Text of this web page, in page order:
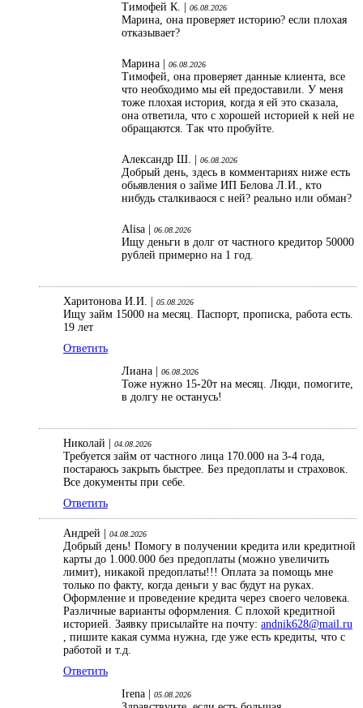
Тимофей К. | 06.08.2026
Марина, она проверяет историю? если плохая
отказывает?
Марина | 06.08.2026
Тимофей, она проверяет данные клиента, все
что необходимо мы ей предоставили. У меня
тоже плохая история, когда я ей это сказала,
она ответила, что с хорошей историей к ней не
обращаются. Так что пробуйте.
Александр Ш. | 06.08.2026
Добрый день, здесь в комментариях ниже есть
обьявления о займе ИП Белова Л.И., кто
нибудь сталкиваося с ней? реально или обман?
Alisa | 06.08.2026
Ищу деньги в долг от частного кредитор 50000
рублей примерно на 1 год.
Харитонова И.И. | 05.08.2026
Ищу займ 15000 на месяц. Паспорт, прописка, работа есть.
19 лет
Ответить
Лиана |
06.08.2026
Тоже нужно 15-20т на месяц. Люди, помогите,
в долгу не останусь!
Николай | 04.08.2026
Требуется займ от частного лица 170.000 на 3-4 года,
постараюсь закрыть быстрее. Без предоплаты и страховок.
Все документы при себе.
Ответить
Андрей | 04.08.2026
Добрый день! Помогу в получении кредита или кредитной
карты до 1.000.000 без предоплаты (можно увеличить
лимит), никакой предоплаты!!! Оплата за помощь мне
только по факту, когда деньги у вас будут на руках.
Оформление и проведение кредита через своего человека.
Различные варианты оформления. С плохой кредитной
историей. Заявку присылайте на почту: andnik628@mail.ru
, пишите какая сумма нужна, где уже есть кредиты, что с
работой и т.д.
Ответить
Irena |
05.08.2026